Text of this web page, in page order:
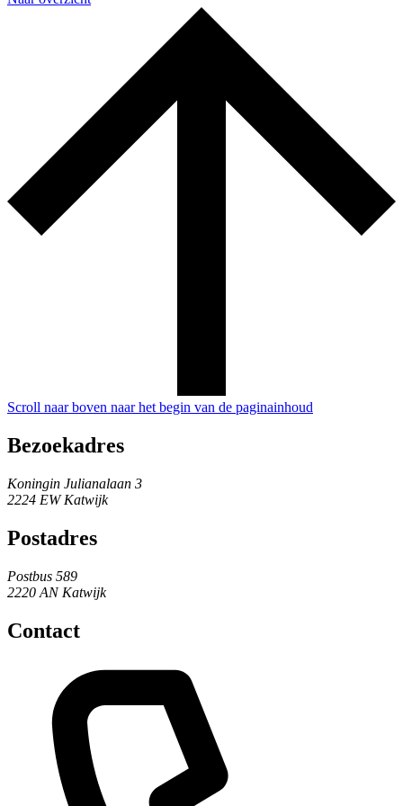
Scroll naar boven naar het begin van de paginainhoud
Bezoekadres
Koningin Julianalaan 3
2224 EW Katwijk
Postadres
Postbus 589
2220 AN Katwijk
Contact